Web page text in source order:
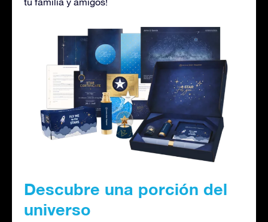
Descubre una porción del
universo